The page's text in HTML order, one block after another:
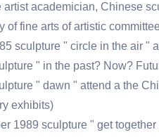
artist academician, Chinese
of fine arts of artistic
sculpture " circle in the air "
" in the past? Now?
" dawn " attend a the
exhibits)
1989 sculpture " get